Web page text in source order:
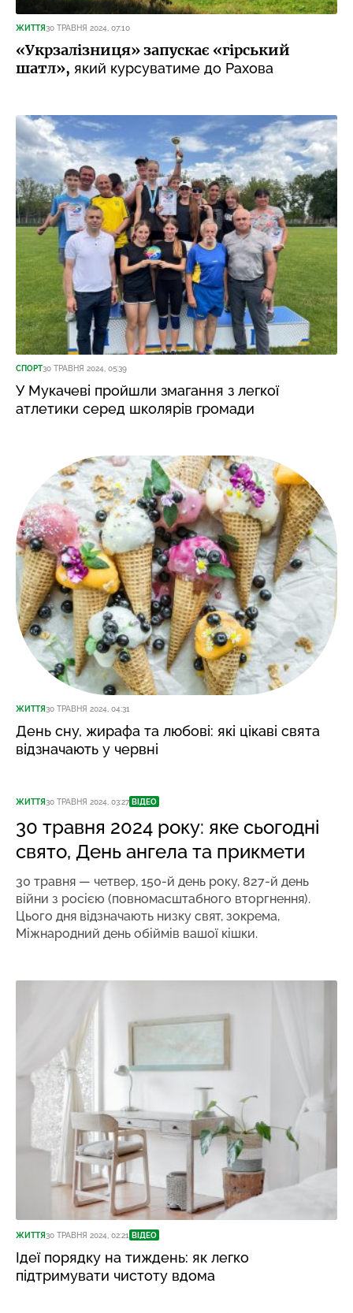
ЖИТТЯ30 ТРАВНЯ 2024, 07:10
«Укрзалізниця» запускає «гірський
шатл», який курсуватиме до Рахова
СПОРТ30 ТРАВНЯ 2024, 05:39
У Мукачеві пройшли змагання з легкої
атлетики серед школярів громади
ЖИТТЯ30 ТРАВНЯ 2024, 04:31
День сну, жирафа та любові: які цікаві свята
відзначають у червні
ЖИТТЯ30 ТРАВНЯ 2024, 03:27 ВІДЕО
30 травня 2024 року: яке сьогодні
свято, День ангела та прикмети
30 травня — четвер, 150-й день року, 827-й день
війни з росією (повномасштабного вторгнення).
Цього дня відзначають низку свят, зокрема,
Міжнародний день обіймів вашої кішки.
ЖИТТЯ30 ТРАВНЯ 2024, 02:21 ВІДЕО
Ідеї порядку на тиждень: як легко
підтримувати чистоту вдома